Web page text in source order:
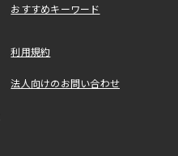
おすすめキーワード
利用規約
法人向けのお問い合わせ